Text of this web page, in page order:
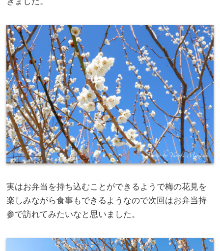
実はお弁当を持ち込むことができるようで梅の花見を
楽しみながら食事もできるようなので次回はお弁当持
参で訪れてみたいなと思いました。